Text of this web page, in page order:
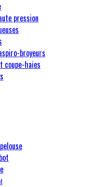
pression
broyeurs
coupe-haies